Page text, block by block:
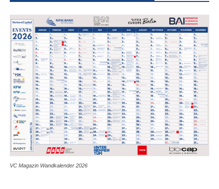
VC Magazin Wandkalender 2026